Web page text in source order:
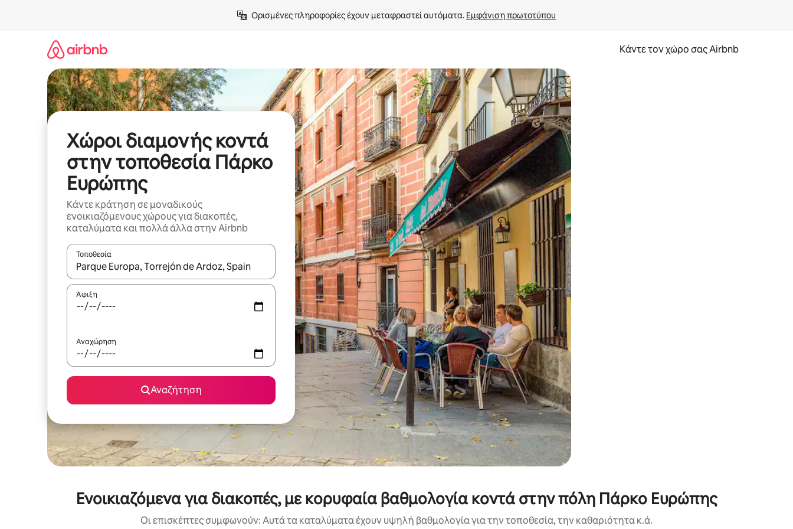
Ορισμένες πληροφορίες έχουν μεταφραστεί αυτόματα. Εμφάνιση πρωτοτύπου
Κάντε τον χώρο σας Airbnb
Χώροι διαμονής κοντά
στην τοποθεσία Πάρκο
Ευρώπης
Κάντε κράτηση σε μοναδικούς
ενοικιαζόμενους χώρους για διακοπές,
καταλύματα και πολλά άλλα στην Airbnb
Τοποθεσία
Όταν τα αποτελέσματα είναι διαθέσιμα, μπορείτε να πλοηγηθείτε στη σελίδα με τα κουμπιά πάνω και κάτω βέλους, να την εξερευνήσετε με την αφή ή να τη σύρετε με τα δάχτυλα.
Άφιξη
Αναχώρηση
Αναζήτηση
Ενοικιαζόμενα για διακοπές, με κορυφαία βαθμολογία κοντά στην πόλη Πάρκο Ευρώπης
Οι επισκέπτες συμφωνούν: Αυτά τα καταλύματα έχουν υψηλή βαθμολογία για την τοποθεσία, την καθαριότητα κ.ά.